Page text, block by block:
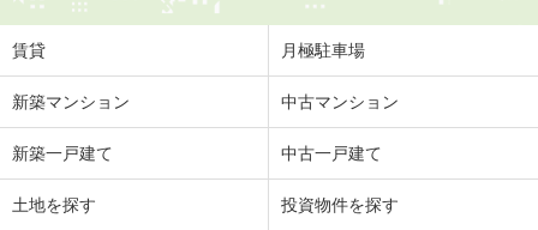
賃貸 月極駐車場
新築マンション 中古マンション
新築一戸建て 中古一戸建て
土地を探す 投資物件を探す